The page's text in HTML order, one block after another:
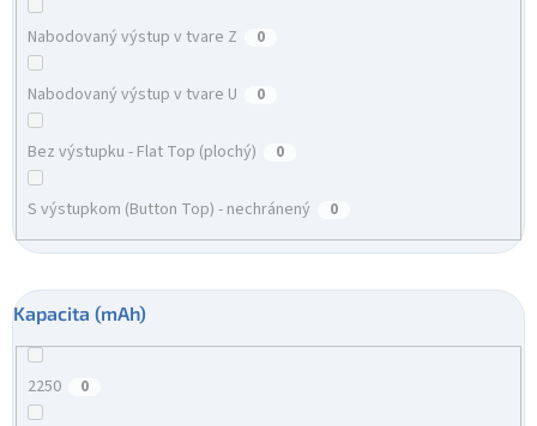
Nabodovaný výstup v tvare Z 0
Nabodovaný výstup v tvare U 0
Bez výstupku - Flat Top (plochý) 0
S výstupkom (Button Top) - nechránený 0
Kapacita (mAh)
2250 0